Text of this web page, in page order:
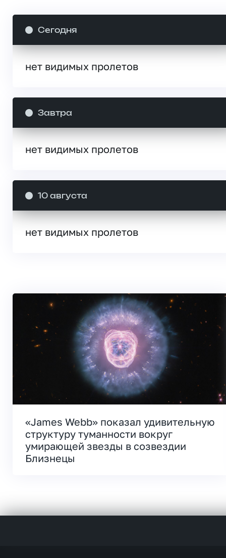
Сегодня
нет видимых пролетов
Завтра
нет видимых пролетов
10 августа
нет видимых пролетов
«James Webb» показал удивительную
структуру туманности вокруг
умирающей звезды в созвездии
Близнецы